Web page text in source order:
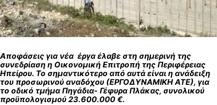
Αποφάσεις για νέα έργα έλαβε στη σημερινή της
συνεδρίαση η Οικονομική Επιτροπή της Περιφέρειας
Ηπείρου. Το σημαντικότερο από αυτά είναι η ανάδειξη
του προσωρινού αναδόχου (ΕΡΓΟΔΥΝΑΜΙΚΗ ΑΤΕ), για
το οδικό τμήμα Πηγάδια- Γέφυρα Πλάκας, συνολικού
προϋπολογισμού 23.600.000 €.